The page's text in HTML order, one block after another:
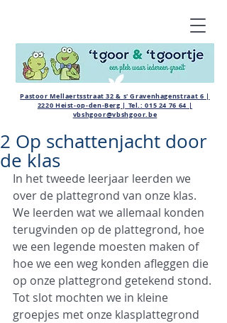
Pastoor Mellaertsstraat 32 & s' Gravenhagenstraat 6 |
2220 Heist-op-den-Berg | Tel.:015 24 76 64 |
vbshgoor@vbshgoor.be
2 Op schattenjacht door
de klas
In het tweede leerjaar leerden we
over de plattegrond van onze klas.
We leerden wat we allemaal konden
terugvinden op de plattegrond, hoe
we een legende moesten maken of
hoe we een weg konden afleggen die
op onze plattegrond getekend stond.
Tot slot mochten we in kleine
groepjes met onze klasplattegrond